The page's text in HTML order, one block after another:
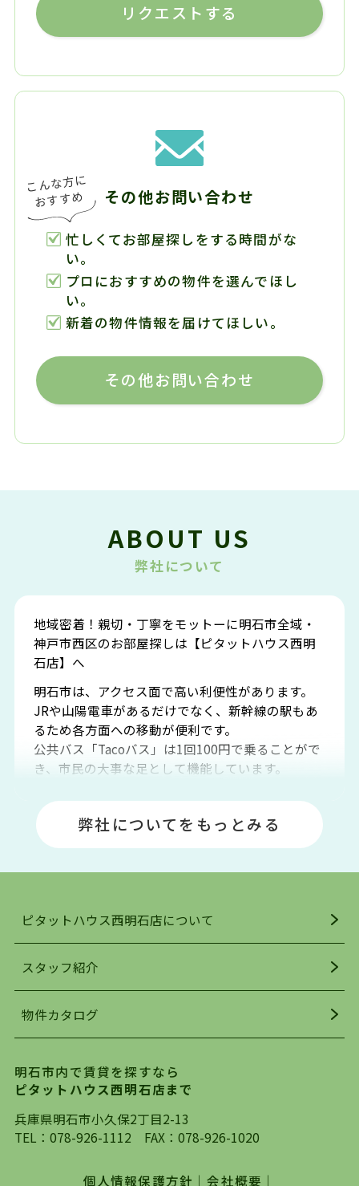
リクエストする
その他お問い合わせ
忙しくてお部屋探しをする時間がな
い。
プロにおすすめの物件を選んでほし
い。
新着の物件情報を届けてほしい。
その他お問い合わせ
ABOUT US
弊社について
地域密着！親切・丁寧をモットーに明石市全域・
神戸市西区のお部屋探しは【ピタットハウス西明
石店】へ
明石市は、アクセス面で高い利便性があります。
JRや山陽電車があるだけでなく、新幹線の駅もあ
るため各方面への移動が便利です。
公共バス「Tacoバス」は1回100円で乗ることがで
き、市民の大事な足として機能しています。
場や釣りスポットが多くあります。JR「大久保
駅」周辺には、ビブレ・イオンをはじめとした買
い物施設も多くあり、買い物にも困りません。
明石駅・西明石駅を中心に、明石市・神戸市西区
でお部屋探している方は、ぜひ当ＨＰにて物件を
お探しになってください。弊社は、スタッフの平
を行っており地域最大級の情報取扱量を誇ってお
ります。店頭で限られた物件をご紹介する、従来
自身でインターネットを利用し、理想のお部屋を
探していただき、選択していただいた物件情報に
対して、専門知識を持ったスタッフがサポートさ
せていただくスタイルを心がけております。私た
は、一度だけでは終わらない、お客様との末長い
弊社についてをもっとみる
ピタットハウス西明石店について
スタッフ紹介
物件カタログ
明石市内で賃貸を探すなら
ピタットハウス西明石店まで
兵庫県明石市小久保2丁目2-13
TEL： 078-926-1112 FAX：078-926-1020
個人情報保護方針 ｜会社概要 ｜